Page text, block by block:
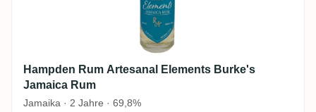
Hampden Rum Artesanal Elements Burke's
Jamaica Rum
Jamaika · 2 Jahre · 69,8%